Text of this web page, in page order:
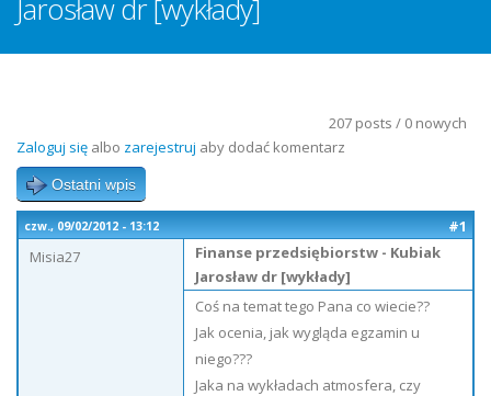
Jarosław dr [wykłady]
207 posts / 0 nowych
Zaloguj się albo zarejestruj aby dodać komentarz
Ostatni wpis
czw., 09/02/2012 - 13:12
#1
Misia27
Finanse przedsiębiorstw - Kubiak
Jarosław dr [wykłady]
Coś na temat tego Pana co wiecie??
Jak ocenia, jak wygląda egzamin u
niego???
Jaka na wykładach atmosfera, czy